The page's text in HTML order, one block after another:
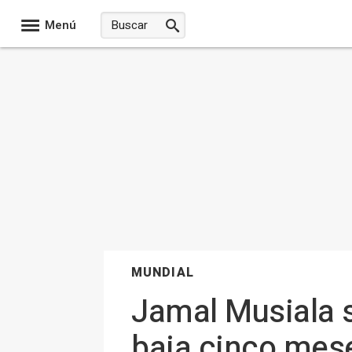
Menú
MUNDIAL
Jamal Musiala